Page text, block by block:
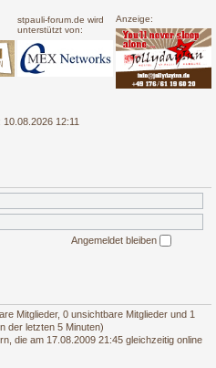
stpauli-forum.de wird
unterstützt von:
Anzeige:
12:11
Angemeldet bleiben
Mitglieder, 0 unsichtbare Mitglieder und 1
der letzten 5 Minuten)
die am 17.08.2009 21:45 gleichzeitig online